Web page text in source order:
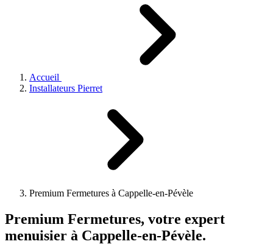
Accueil
Installateurs Pierret
Premium Fermetures à Cappelle-en-Pévèle
Premium Fermetures, votre expert
menuisier à Cappelle-en-Pévèle.